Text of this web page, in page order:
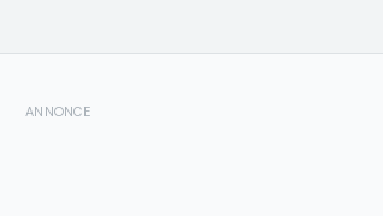
ANNONCE